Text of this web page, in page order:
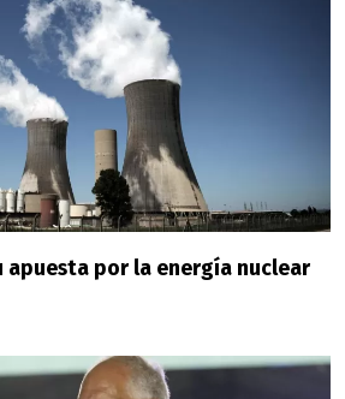
apuesta por la energía nuclear